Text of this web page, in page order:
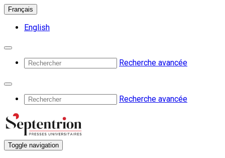
Français
English
Recherche avancée
Recherche avancée
Toggle navigation